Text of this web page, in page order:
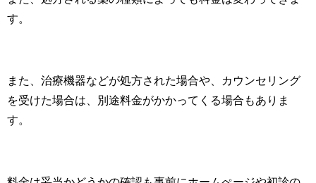
す。
また、治療機器などが処方された場合や、カウンセリング
を受けた場合は、別途料金がかかってくる場合もありま
す。